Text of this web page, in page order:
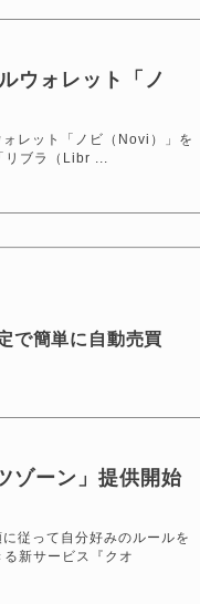
ウォレット「ノ
レット「ノビ（Novi）」を
リブラ（Libr ...
で簡単に自動売買
ゾーン」提供開始
従って自分好みのルールを
新サービス『クオ